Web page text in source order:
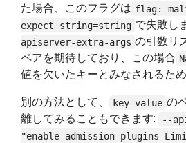
た場合、このフラグは flag:
expect string=string で失敗し
apiserver-extra-args の引数リ
ペアを期待しており、この場合
値を欠いたキーとみなされるため
別の方法として、
key=value の
離してみることもできます:
--
"enable-admission-